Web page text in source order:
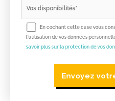
En cochant cette case vous
l'utilisation de vos données
savoir plus sur la protection de vos